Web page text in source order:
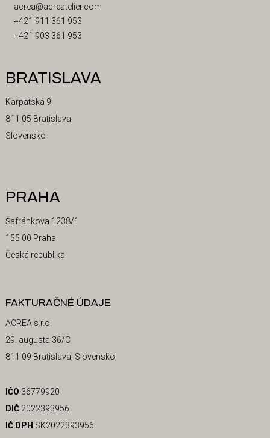
acrea@acreatelier.com
+421 911 361 953
+421 903 361 953
BRATISLAVA
Karpatská 9
811 05 Bratislava
Slovensko
PRAHA
Šafránkova 1238/1
155 00 Praha
Česká republika
FAKTURAČNÉ ÚDAJE
ACREA s.r.o.
29. augusta 36/C
811 09 Bratislava, Slovensko
IČO 36779920
DIČ2022393956
IČ DPH SK2022393956